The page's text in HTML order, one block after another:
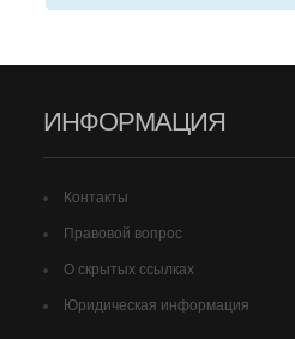
ИНФОРМАЦИЯ
Контакты
Правовой вопрос
О скрытых ссылках
Юридическая информация